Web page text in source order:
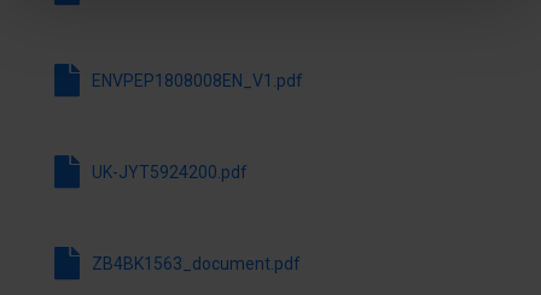
Średnica
nie
samopowrotem
tak
ENVPEP1808008EN_V1.pdf
UK-JYT5924200.pdf
ZB4BK1563_document.pdf